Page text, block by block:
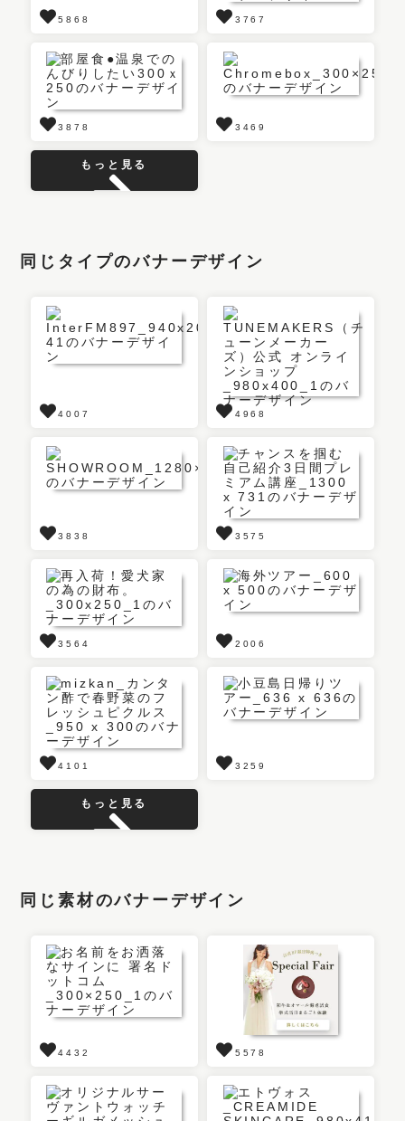
5868 3767
3878 3469
もっと見る
同じタイプのバナーデザイン
4007 4968
3838 3575
3564 2006
4101 3259
もっと見る
同じ素材のバナーデザイン
4432 5578